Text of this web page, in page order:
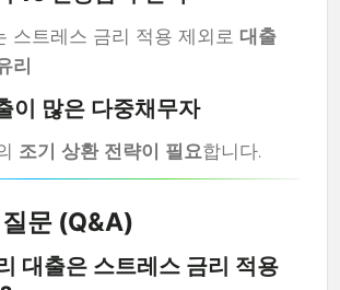
스트레스 금리 적용 제외로 대출
리
많은 다중채무자
조기 상환 전략이 필요합니다.
문 (Q&A)
대출은 스트레스 금리 적용